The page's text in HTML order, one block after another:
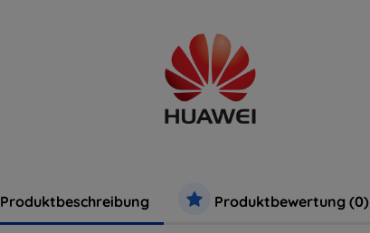
Produktbeschreibung Produktbewertung (0)